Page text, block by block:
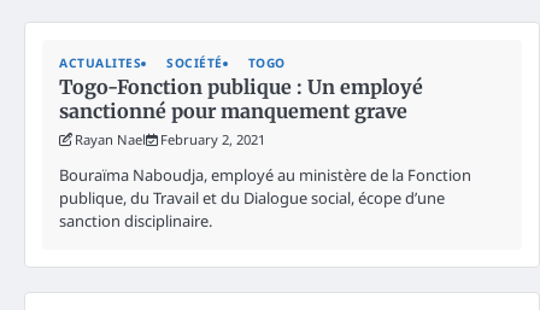
ACTUALITES SOCIÉTÉ TOGO
Togo-Fonction publique : Un employé
sanctionné pour manquement grave
Rayan Nael February 2, 2021
Bouraïma Naboudja, employé au ministère de la Fonction
publique, du Travail et du Dialogue social, écope d’une
sanction disciplinaire.